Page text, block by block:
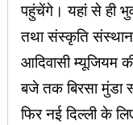
पहुंचेंगे। यहां से ही
तथा संस्कृति
आदिवासी म्यूजियम
बजे तक बिरसा मुंडा
फिर नई दिल्ली के